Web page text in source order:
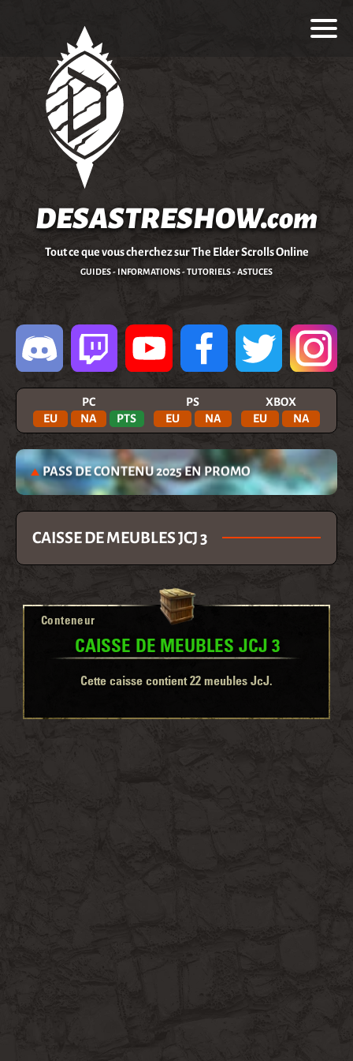
DESASTRESHOW.com
Tout ce que vous cherchez sur The Elder Scrolls Online
GUIDES - INFORMATIONS - TUTORIELS - ASTUCES
PC
EU
NA PTS
PS
EU
NA
XBOX
EU
NA
PASS DE CONTENU 2025 EN PROMO
CAISSE DE MEUBLES JCJ 3
Conteneur
CAISSE DE MEUBLES JCJ 3
Cette caisse contient 22 meubles JcJ.